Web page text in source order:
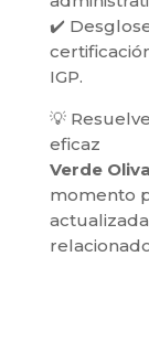
✔️
IGP.
💡
eficaz
Verde Oliva
momento